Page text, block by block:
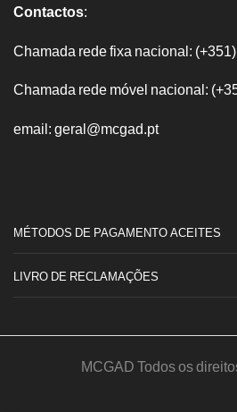
Contactos:
Chamada rede fixa nacional:
Chamada rede móvel nacional:
email: geral@mcgad.pt
MÉTODOS DE PAGAMENTO ACEITES
LIVRO DE RECLAMAÇÕES
MCGAD Todos os